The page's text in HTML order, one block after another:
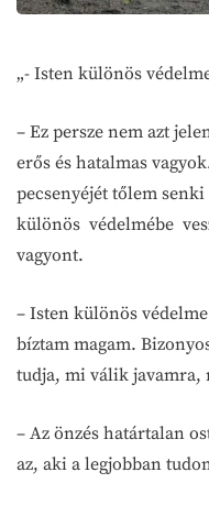
„- Isten különös
– Ez persze nem azt
erős és hatalmas
pecsenyéjét tőlem
különös védelmébe
vagyont.
– Isten különös
bíztam magam.
tudja, mi válik javamra,
– Az önzés határtalan
az, aki a legjobban